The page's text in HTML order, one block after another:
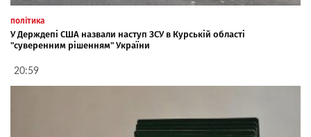
політика
У Держдепі США назвали наступ ЗСУ в Курській області
"суверенним рішенням" України
20:59